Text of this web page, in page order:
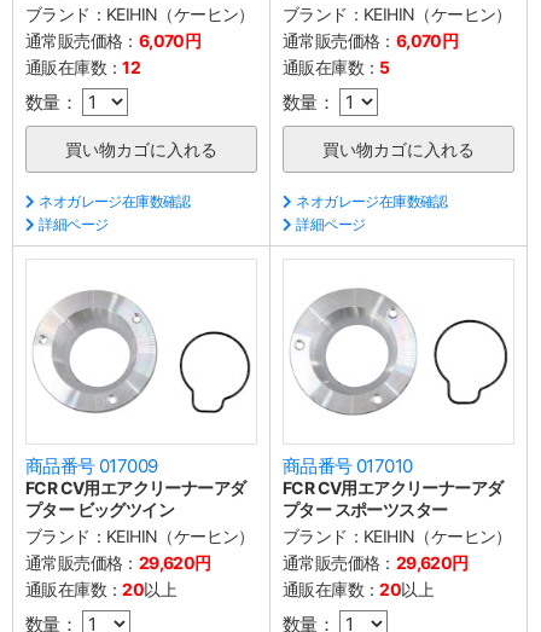
ブランド： KEIHIN（ケーヒン）
通常販売価格： 6,070円
通販在庫数：12
数量：
ネオガレージ在庫数確認
詳細ページ
ブランド： KEIHIN（ケーヒン）
通常販売価格： 6,070円
通販在庫数： 5
数量：
ネオガレージ在庫数確認
詳細ページ
商品番号 017009
FCR CV用エアクリーナーアダ
プター ビッグツイン
ブランド： KEIHIN（ケーヒン）
通常販売価格： 29,620円
通販在庫数：20以上
数量：
商品番号 017010
FCR CV用エアクリーナーアダ
プター スポーツスター
ブランド： KEIHIN（ケーヒン）
通常販売価格： 29,620円
通販在庫数：20以上
数量：